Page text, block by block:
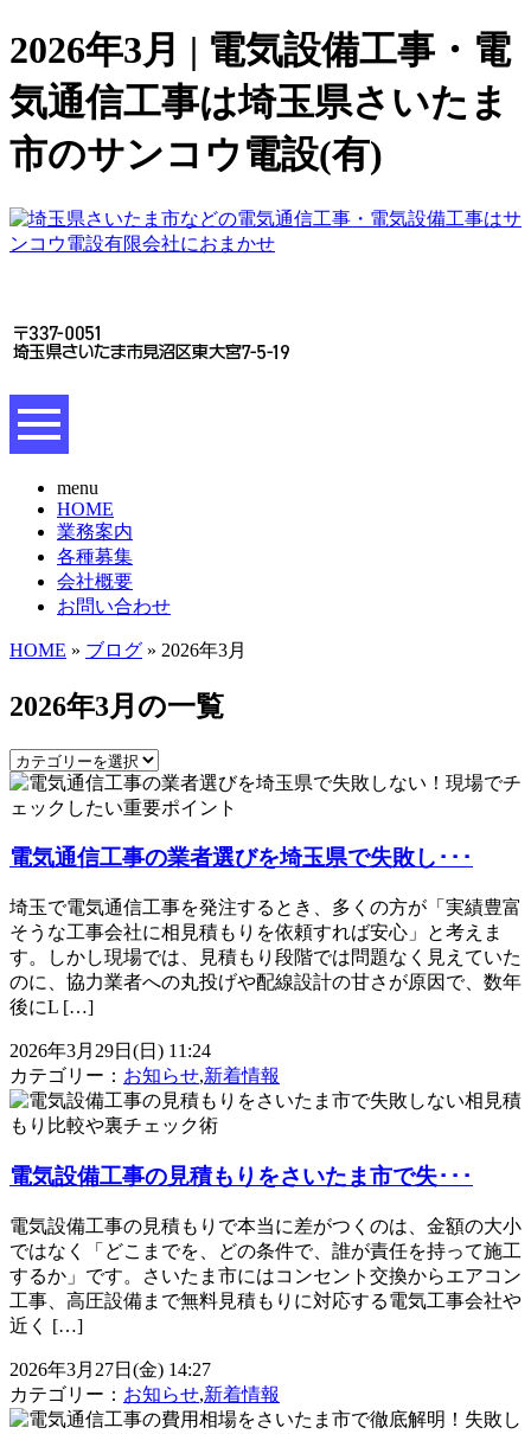
2026年3月 | 電気設備工事・電
気通信工事は埼玉県さいたま
市のサンコウ電設(有)
menu
HOME
業務案内
各種募集
会社概要
お問い合わせ
HOME » ブログ » 2026年3月
2026年3月の一覧
電気通信工事の業者選びを埼玉県で失敗し･･･
埼玉で電気通信工事を発注するとき、多くの方が「実績豊富
そうな工事会社に相見積もりを依頼すれば安心」と考えま
す。しかし現場では、見積もり段階では問題なく見えていた
のに、協力業者への丸投げや配線設計の甘さが原因で、数年
後にL […]
2026年3月29日(日) 11:24
カテゴリー： お知らせ,新着情報
電気設備工事の見積もりをさいたま市で失･･･
電気設備工事の見積もりで本当に差がつくのは、金額の大小
ではなく「どこまでを、どの条件で、誰が責任を持って施工
するか」です。さいたま市にはコンセント交換からエアコン
工事、高圧設備まで無料見積もりに対応する電気工事会社や
近く […]
2026年3月27日(金) 14:27
カテゴリー： お知らせ,新着情報